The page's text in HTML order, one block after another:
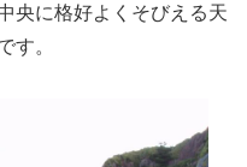
央に格好よくそびえる天
す。